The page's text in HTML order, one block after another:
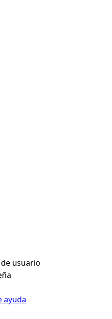
usuario
ayuda